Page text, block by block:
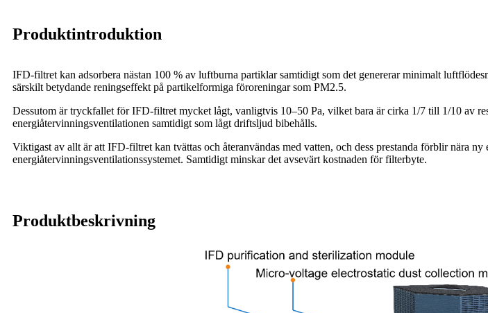
Produktintroduktion
IFD-filtret kan adsorbera nästan 100 % av luftburna partiklar samtidigt som det genererar minimalt
särskilt betydande reningseffekt på partikelformiga föroreningar som PM2.5.
Dessutom är tryckfallet för IFD-filtret mycket lågt, vanligtvis 10–50 Pa, vilket bara är cirka 1/7 till 1/10 av
energiåtervinningsventilationen samtidigt som lågt driftsljud bibehålls.
Viktigast av allt är att IFD-filtret kan tvättas och återanvändas med vatten, och dess prestanda förblir nära
energiåtervinningsventilationssystemet. Samtidigt minskar det avsevärt kostnaden för filterbyte.
Produktbeskrivning